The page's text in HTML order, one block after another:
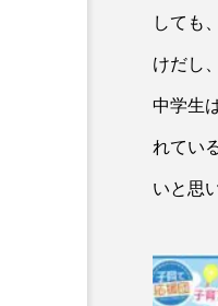
しても
けだし
中学生
れてい
いと思